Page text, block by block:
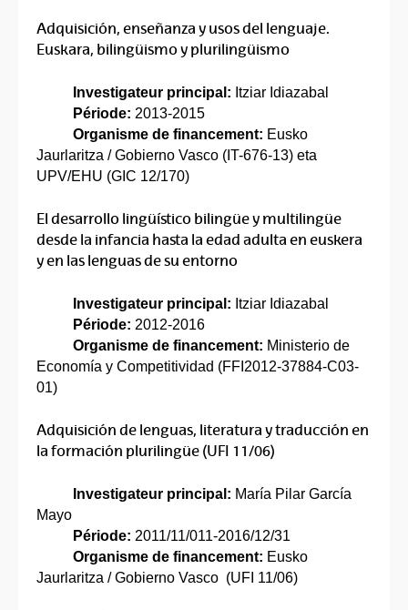
Adquisición, enseñanza y usos del lenguaje.
Euskara, bilingüismo y plurilingüismo
Investigateur principal: Itziar Idiazabal
Période: 2013-2015
Organisme de financement: Eusko
Jaurlaritza / Gobierno Vasco (IT-676-13) eta
UPV/EHU (GIC 12/170)
El desarrollo lingüístico bilingüe y multilingüe
desde la infancia hasta la edad adulta en euskera
y en las lenguas de su entorno
Investigateur principal: Itziar Idiazabal
Période: 2012-2016
Organisme de financement: Ministerio de
Economía y Competitividad (FFI2012-37884-C03-
01)
Adquisición de lenguas, literatura y traducción en
la formación plurilingüe (UFI 11/06)
Investigateur principal: María Pilar García
Mayo
Période: 2011/11/011-2016/12/31
Organisme de financement: Eusko
Jaurlaritza / Gobierno Vasco (UFI 11/06)